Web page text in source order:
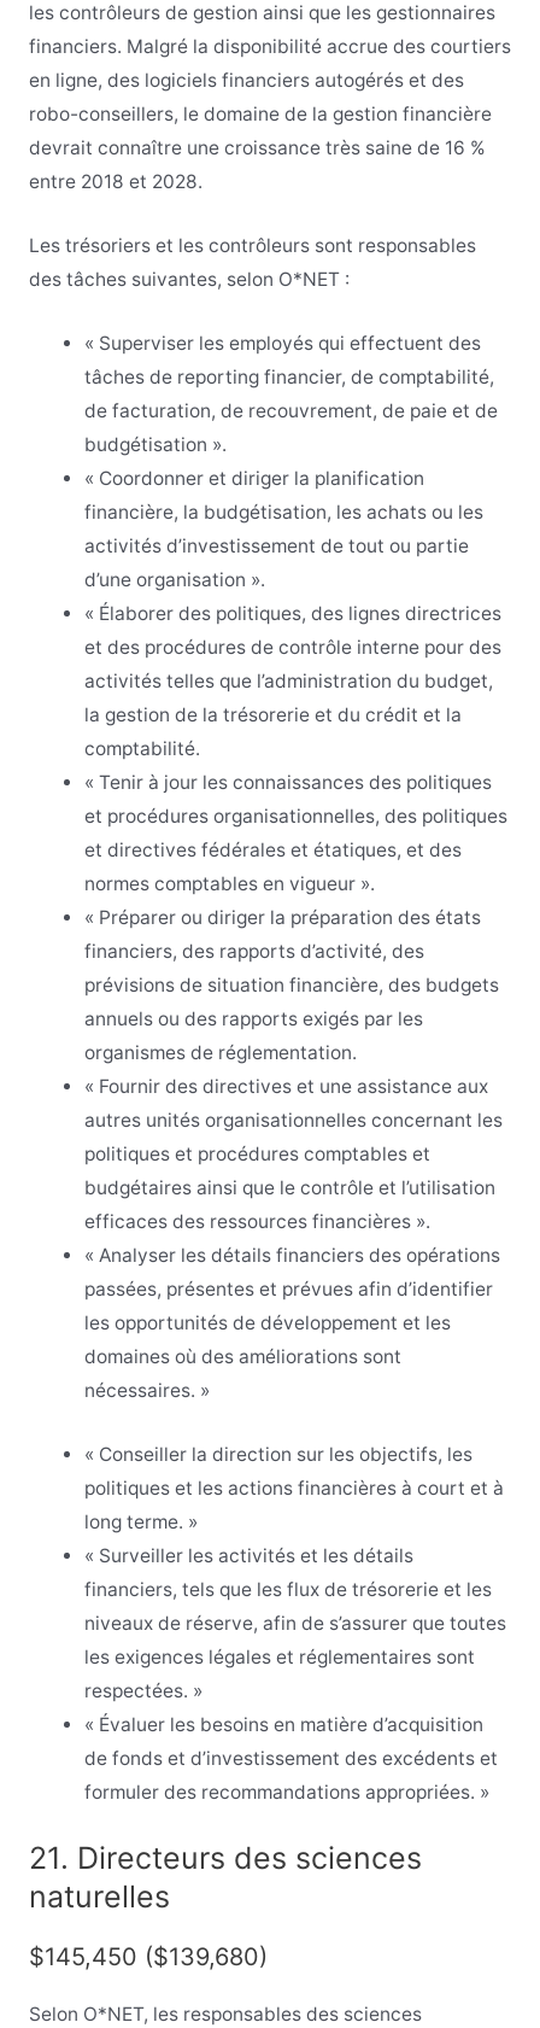
les contrôleurs de gestion ainsi que les gestionnaires
financiers. Malgré la disponibilité accrue des courtiers
en ligne, des logiciels financiers autogérés et des
robo-conseillers, le domaine de la gestion financière
devrait connaître une croissance très saine de 16 %
entre 2018 et 2028.
Les trésoriers et les contrôleurs sont responsables
des tâches suivantes, selon O*NET :
« Superviser les employés qui effectuent des
tâches de reporting financier, de comptabilité,
de facturation, de recouvrement, de paie et de
budgétisation ».
« Coordonner et diriger la planification
financière, la budgétisation, les achats ou les
activités d’investissement de tout ou partie
d’une organisation ».
« Élaborer des politiques, des lignes directrices
et des procédures de contrôle interne pour des
activités telles que l’administration du budget,
la gestion de la trésorerie et du crédit et la
comptabilité.
« Tenir à jour les connaissances des politiques
et procédures organisationnelles, des politiques
et directives fédérales et étatiques, et des
normes comptables en vigueur ».
« Préparer ou diriger la préparation des états
financiers, des rapports d’activité, des
prévisions de situation financière, des budgets
annuels ou des rapports exigés par les
organismes de réglementation.
« Fournir des directives et une assistance aux
autres unités organisationnelles concernant les
politiques et procédures comptables et
budgétaires ainsi que le contrôle et l’utilisation
efficaces des ressources financières ».
« Analyser les détails financiers des opérations
passées, présentes et prévues afin d’identifier
les opportunités de développement et les
domaines où des améliorations sont
nécessaires. »
« Conseiller la direction sur les objectifs, les
politiques et les actions financières à court et à
long terme. »
« Surveiller les activités et les détails
financiers, tels que les flux de trésorerie et les
niveaux de réserve, afin de s’assurer que toutes
les exigences légales et réglementaires sont
respectées. »
« Évaluer les besoins en matière d’acquisition
de fonds et d’investissement des excédents et
formuler des recommandations appropriées. »
21. Directeurs des sciences
naturelles
$145,450 ($139,680)
Selon O*NET, les responsables des sciences